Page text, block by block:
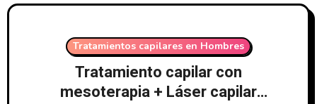
Tratamientos capilares en Hombres
Tratamiento capilar con
mesoterapia + Láser capilar